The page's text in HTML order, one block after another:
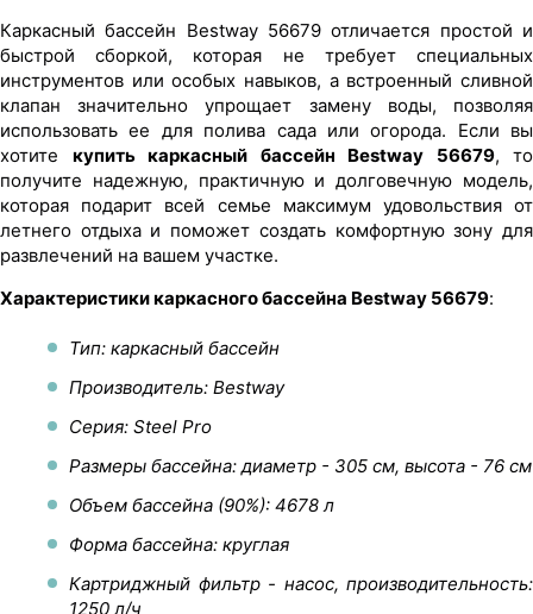
Каркасный бассейн Bestway 56679 отличается простой и
быстрой сборкой, которая не требует специальных
инструментов или особых навыков, а встроенный сливной
клапан значительно упрощает замену воды, позволяя
использовать ее для полива сада или огорода. Если вы
хотите купить каркасный бассейн Bestway 56679, то
получите надежную, практичную и долговечную модель,
которая подарит всей семье максимум удовольствия от
летнего отдыха и поможет создать комфортную зону для
развлечений на вашем участке.
Характеристики каркасного бассейна Bestway 56679:
Тип: каркасный бассейн
Производитель: Bestway
Серия: Steel Pro
Размеры бассейна: диаметр - 305 см, высота - 76 см
Объем бассейна (90%): 4678 л
Форма бассейна: круглая
Картриджный фильтр - насос, производительность:
1250 л/ч